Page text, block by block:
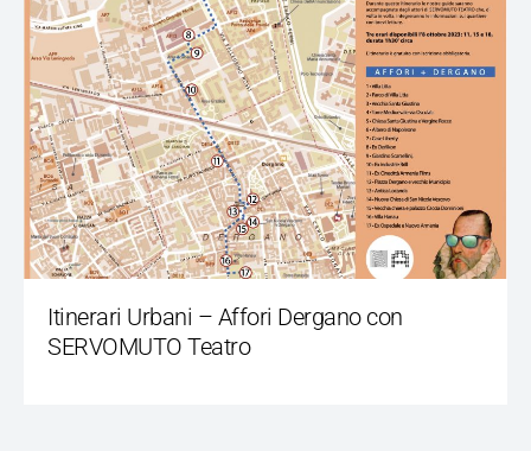
Itinerari Urbani – Affori Dergano con
SERVOMUTO Teatro